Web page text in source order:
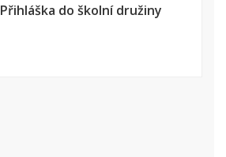
Přihláška do školní družiny